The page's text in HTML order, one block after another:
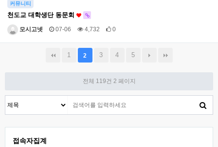
커뮤니티
천도교 대학생단 동문회
모시고넷 07-06 4,732 0
1 2 3 4 5
전체 119건 2 페이지
접속자집계